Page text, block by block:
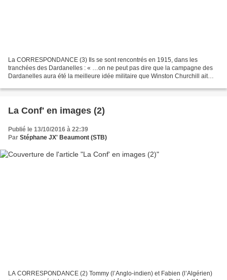
La CORRESPONDANCE (3) Ils se sont rencontrés en 1915, dans les
tranchées des Dardanelles : « …on ne peut pas dire que la campagne des
Dardanelles aura été la meilleure idée militaire que Winston Churchill ait
La Conf' en images (2)
Publié le 13/10/2016 à 22:39
Par Stéphane JX' Beaumont (STB)
LA CORRESPONDANCE (2) Tommy (l’Anglo-indien) et Fabien (l’Algérien)